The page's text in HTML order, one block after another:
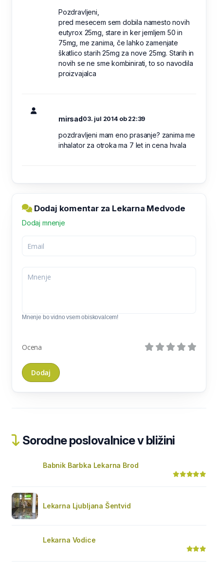
Pozdravljeni,
pred mesecem sem dobila namesto novih
eutyrox 25mg, stare in ker jemljem 50 in
75mg, me zanima, če lahko zamenjate
škatlico starih 25mg za nove 25mg. Starih in
novih se ne sme kombinirati, to so navodila
proizvajalca
mirsad03. jul 2014 ob 22:39
pozdravljeni mam eno prasanje? zanima me
inhalator za otroka ma 7 let in cena hvala
Dodaj komentar za Lekarna Medvode
Dodaj mnenje
Mnenje bo vidno vsem obiskovalcem!
Ocena
Sorodne poslovalnice v bližini
Babnik Barbka Lekarna Brod
Lekarna Ljubljana Šentvid
Lekarna Vodice